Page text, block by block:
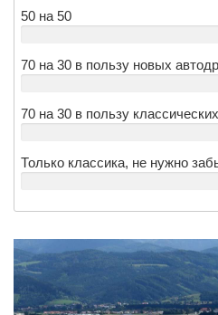
50 на 50
70 на 30 в пользу новых
70 на 30 в пользу
Только классика, не нужно